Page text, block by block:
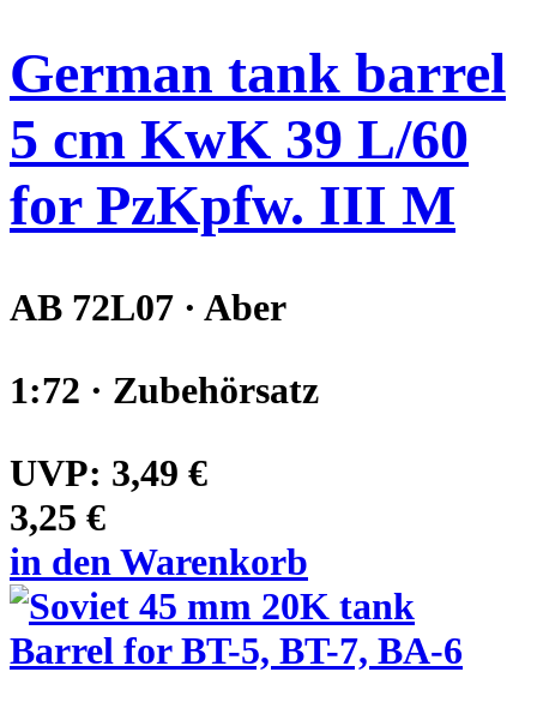
German tank barrel
5 cm KwK 39 L/60
for PzKpfw. III M
AB 72L07 · Aber
1:72 · Zubehörsatz
UVP: 3,49 €
3,25 €
in den Warenkorb